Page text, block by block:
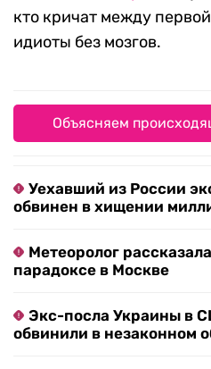
кто кричат между
идиоты без мозгов.
Объясняем
Уехавший из России
обвинен в хищении
Метеоролог
парадоксе в Москве
Экс-посла Украины в
обвинили в незаконном